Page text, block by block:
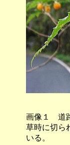
画像１ 道
草時に切ら
いる。